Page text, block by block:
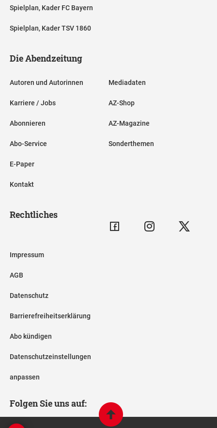
Spielplan, Kader FC Bayern
Spielplan, Kader TSV 1860
Die Abendzeitung
Autoren und Autorinnen
Karriere / Jobs
Abonnieren
Abo-Service
E-Paper
Kontakt
Mediadaten
AZ-Shop
AZ-Magazine
Sonderthemen
Rechtliches
Impressum
AGB
Datenschutz
Barrierefreiheitserklärung
Abo kündigen
Datenschutzeinstellungen
anpassen
Folgen Sie uns auf: